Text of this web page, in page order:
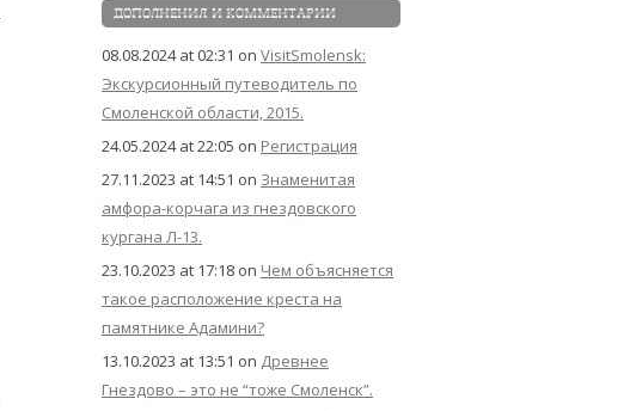
ДОПОЛНЕНИЯ И КОММЕНТАРИИ
08.08.2024 at 02:31 on VisitSmolensk:
Экскурсионный путеводитель по
Смоленской области, 2015.
24.05.2024 at 22:05 on Регистрация
27.11.2023 at 14:51 on Знаменитая
амфора-корчага из гнездовского
кургана Л-13.
23.10.2023 at 17:18 on Чем объясняется
такое расположение креста на
памятнике Адамини?
13.10.2023 at 13:51 on Древнее
Гнездово – это не “тоже Смоленск”.